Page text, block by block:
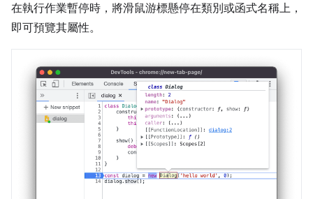
在執行作業暫停時，將滑鼠游標懸停在類別或函式名稱上，
即可預覽其屬性。